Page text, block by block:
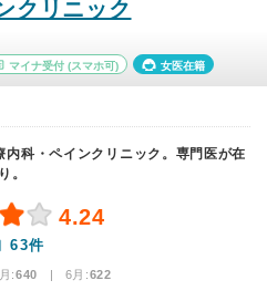
クリニック
マイナ受付 (スマホ可) 女医在籍
科・ペインクリニック。専門医が在
。
4.24
63件
:640 | 6月:622